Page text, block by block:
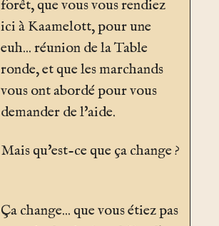
forêt, que vous vous rendiez
ici à Kaamelott, pour une
euh... réunion de la Table
ronde, et que les marchands
vous ont abordé pour vous
demander de l'aide.
Mais qu'est-ce que ça change ?
Ça change... que vous étiez pas